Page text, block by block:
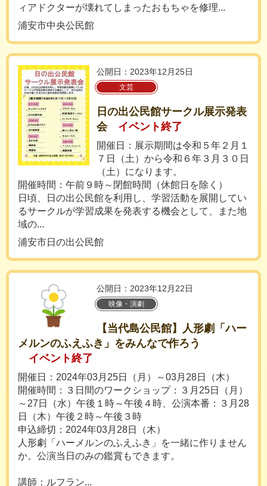
ィアドクターが壊れてしまったおもちゃを修理...
浦安市中央公民館
公開日：2023年12月25日
文芸
日の出公民館サークル展示発表
会
イベント終了
開催日：展示期間は令和５年２月１
７日（土）から令和６年３月３０日
（土）になります。
開催時間：午前９時～閉館時間（休館日を除く）
日頃、日の出公民館を利用し、学習活動を展開してい
るサークルが学習成果を発表する機会として、また地
域の...
浦安市日の出公民館
公開日：2023年12月22日
映像・演劇
【当代島公民館】人形劇「ハー
メルンのふえふき」をみんなで作ろう
イベント終了
開催日：2024年03月25日（月）～03月28日（木）
開催時間：３日間のワークショップ：３月25日（月）
～27日（水）午後１時～午後４時、公演本番：３月28
日（木）午後２時～午後３時
申込締切：2024年03月28日（木）
人形劇「ハーメルンのふえふき」を一緒に作りません
か。公演当日のみの鑑賞もできます。
講師：ルフラン...